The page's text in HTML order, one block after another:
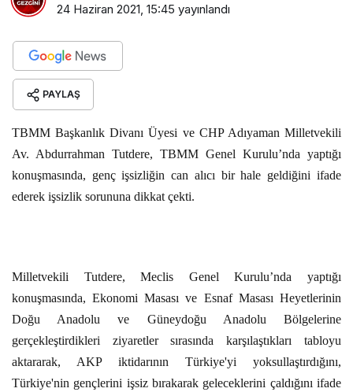
24 Haziran 2021, 15:45 yayınlandı
PAYLAŞ
TBMM Başkanlık Divanı Üyesi ve CHP Adıyaman Milletvekili
Av. Abdurrahman Tutdere, TBMM Genel Kurulu’nda yaptığı
konuşmasında, genç işsizliğin can alıcı bir hale geldiğini ifade
ederek işsizlik sorununa dikkat çekti.
Milletvekili Tutdere, Meclis Genel Kurulu’nda yaptığı
konuşmasında, Ekonomi Masası ve Esnaf Masası Heyetlerinin
Doğu Anadolu ve Güneydoğu Anadolu Bölgelerine
gerçekleştirdikleri ziyaretler sırasında karşılaştıkları tabloyu
aktararak, AKP iktidarının Türkiye'yi yoksullaştırdığını,
Türkiye'nin gençlerini işsiz bırakarak geleceklerini çaldığını ifade